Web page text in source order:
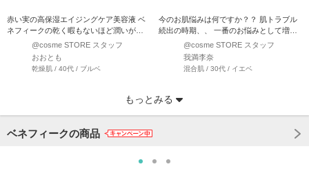
赤い実の高保湿エイジングケア美容液 ベ
ネフィークの乾く暇もないほど潤いが湧
き上がる高保湿エイジン…
@cosme STORE スタッフ
おおとも
乾燥肌 / 40代 / ブルベ
今のお肌悩みは何ですか？？ 肌トラブル
続出の時期、、 一番のお悩みとして増え
てくるのが かさつき、…
@cosme STORE スタッフ
我満李奈
混合肌 / 30代 / イエベ
もっとみる
ベネフィークの商品